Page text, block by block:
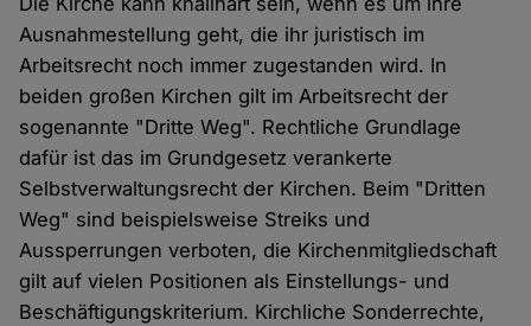
Ausnahmestellung geht, die ihr juristisch im
Arbeitsrecht noch immer zugestanden wird. In
beiden großen Kirchen gilt im Arbeitsrecht der
sogenannte "Dritte Weg". Rechtliche Grundlage
dafür ist das im Grundgesetz verankerte
Selbstverwaltungsrecht der Kirchen. Beim "Dritten
Weg" sind beispielsweise Streiks und
Aussperrungen verboten, die Kirchenmitgliedschaft
gilt auf vielen Positionen als Einstellungs- und
Beschäftigungskriterium. Kirchliche Sonderrechte,